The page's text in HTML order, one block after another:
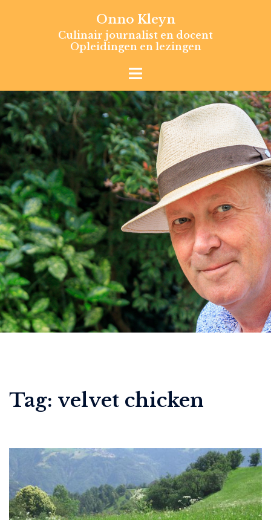
Onno Kleyn
Culinair journalist en docent
Opleidingen en lezingen
Tag: velvet chicken